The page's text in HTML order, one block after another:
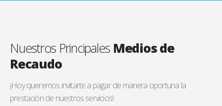
Nuestros Principales Medios de
Recaudo
¡Hoy queremos invitarte a pagar de manera oportuna la
prestación de nuestros servicios!